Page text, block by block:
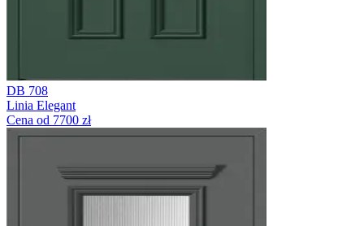
DB 708
Linia Elegant
Cena od 7700 zł